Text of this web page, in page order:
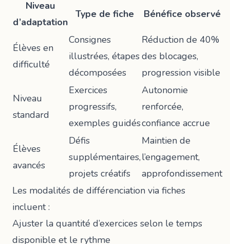
Niveau
d’adaptation
Type de fiche Bénéfice observé
Élèves en
difficulté
Consignes
illustrées, étapes
décomposées
Réduction de 40%
des blocages,
progression visible
Niveau
standard
Exercices
progressifs,
exemples guidés
Autonomie
renforcée,
confiance accrue
Élèves
avancés
Défis
supplémentaires,
projets créatifs
Maintien de
l’engagement,
approfondissement
Les modalités de différenciation via fiches
incluent :
Ajuster la quantité d’exercices selon le temps
disponible et le rythme